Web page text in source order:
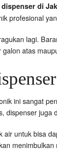
di
profesional
lagi.
atas
ini sangat
dispenser
untuk bisa